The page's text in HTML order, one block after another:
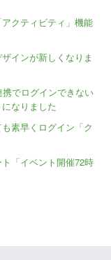
クティビティ」機能
インが新しくなりま
携でログインできない
なりました
素早くログイン「ク
「イベント開催72時